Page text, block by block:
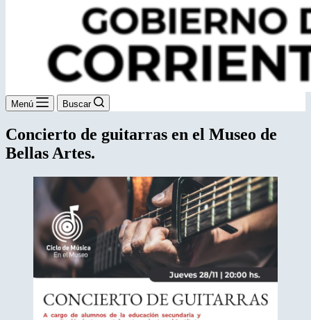
Menú Buscar
Concierto de guitarras en el Museo de
Bellas Artes.